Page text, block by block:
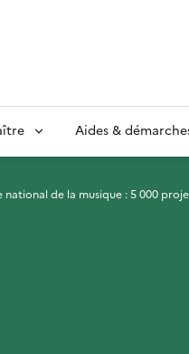
Aides &
national de la musique : 5 000